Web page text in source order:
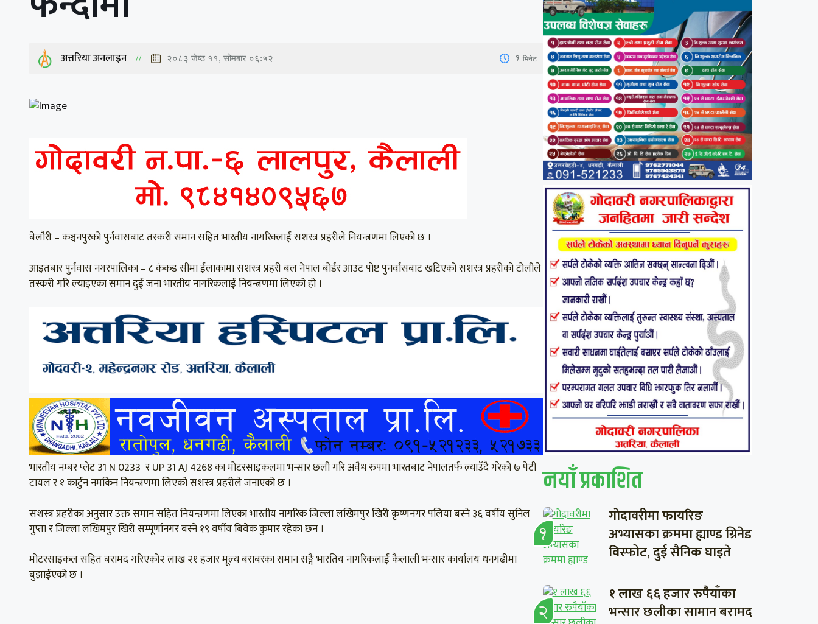
अत्तरिया अनलाइन २०८३ जेष्ठ ११, सोमबार ०६:५२ 1 मिनेट
बेलौरी – कञ्चनपुरको पुर्नवासबाट तस्करी समान सहित भारतीय नागरिक्लाई सशस्त्र प्रहरीले नियन्त्रणमा लिएको छ ।
आइतबार पुर्नवास नगरपालिका – ८ कंकड सीमा ईलाकामा सशस्त्र प्रहरी बल नेपाल बोर्डर आउट पोष्ट पुनर्वासबाट खटिएको सशस्त्र प्रहरीको टोलीले
तस्करी गरि ल्याइएका समान दुई जना भारतीय नागरिकलाई नियन्त्रणमा लिएको हो ।
भारतीय नम्बर प्लेट 31 N 0233 र UP 31 AJ 4268 का मोटरसाइकलमा भन्सार छली गरि अवैध रुपमा भारतबाट नेपालतर्फ ल्याउँदै गरेको ७ पेटी
टायल र १ कार्टुन नमकिन नियन्त्रणमा लिएको सशस्त्र प्रहरीले जनाएको छ ।
सशस्त्र प्रहरीका अनुसार उक्त समान सहित नियन्त्रणमा लिएका भारतीय नागरिक जिल्ला लखिमपुर खिरी कृष्णनगर पलिया बस्ने ३६ वर्षीय सुनिल
गुप्ता र जिल्ला लखिमपुर खिरी सम्पूर्णानगर बस्ने १९ वर्षीय बिवेक कुमार रहेका छन ।
मोटरसाइकल सहित बरामद गरिएको२ लाख २१ हजार मूल्य बराबरका समान सङ्गै भारतिय नागरिकलाई कैलाली भन्सार कार्यालय धनगढीमा
बुझाईएको छ ।
नयाँ प्रकाशित
गोदावरीमा फायरिङ
अभ्यासका क्रममा ह्याण्ड ग्रिनेड
विस्फोट, दुई सैनिक घाइते
१ लाख ६६ हजार रुपैयाँका
भन्सार छलीका सामान बरामद